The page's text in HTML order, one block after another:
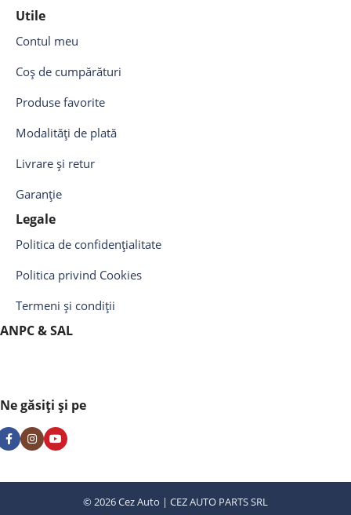
Utile
Contul meu
Coș de cumpărături
Produse favorite
Modalități de plată
Livrare și retur
Garanție
Legale
Politica de confidențialitate
Politica privind Cookies
Termeni și condiții
ANPC & SAL
Ne găsiți și pe
© 2026 Cez Auto | CEZ AUTO PARTS SRL